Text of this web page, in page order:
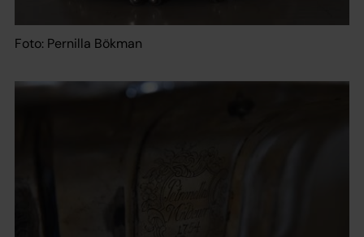
Foto: Pernilla Bökman